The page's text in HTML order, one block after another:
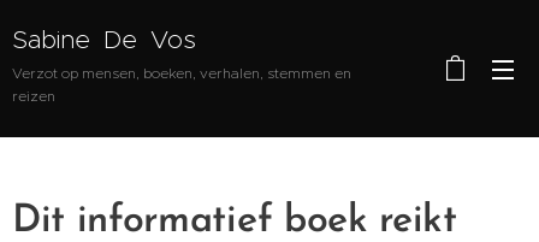
Sabine De Vos
Verzot op mensen, boeken, verhalen, stemmen en
reizen
Dit informatief boek reikt